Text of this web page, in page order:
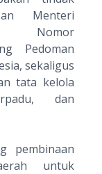
Menteri
Nomor
Pedoman
sekaligus
tata kelola
dan
pembinaan
untuk